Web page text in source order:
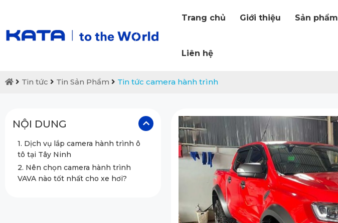
Trang chủ Giới thiệu Sản phẩm
Liên hệ
Tin tức Tin Sản Phẩm Tin tức camera hành trình
NỘI DUNG
1. Dịch vụ lắp camera hành trình ô
tô tại Tây Ninh
2. Nên chọn camera hành trình
VAVA nào tốt nhất cho xe hơi?